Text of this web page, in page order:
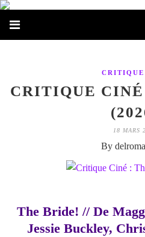
CRITIQUE
18 MARS
By
The Bride! // De
Jessie Buckley,